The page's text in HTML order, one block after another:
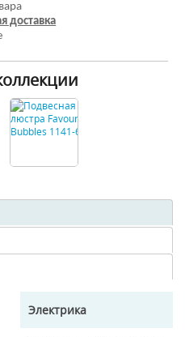
доставка
Электрика